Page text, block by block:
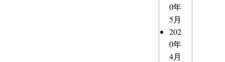
0年
5月
202
0年
4月